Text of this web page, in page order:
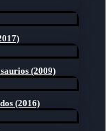
(2009)
(2016)